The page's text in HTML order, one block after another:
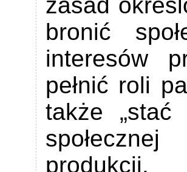
bronić
interesów
pełnić roli
także
produkcji,